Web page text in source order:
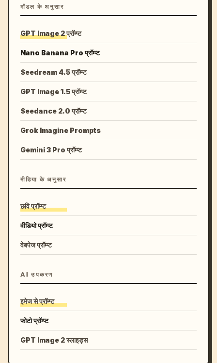
मॉडल के अनुसार
GPT Image 2 प्रॉम्प्ट
Nano Banana Pro प्रॉम्प्ट
Seedream 4.5 प्रॉम्प्ट
GPT Image 1.5 प्रॉम्प्ट
Seedance 2.0 प्रॉम्प्ट
Grok Imagine Prompts
Gemini 3 Pro प्रॉम्प्ट
मीडिया के अनुसार
छवि प्रॉम्प्ट
वीडियो प्रॉम्प्ट
वेबपेज प्रॉम्प्ट
AI उपकरण
इमेज से प्रॉम्प्ट
फोटो प्रॉम्प्ट
GPT Image 2 स्लाइड्स